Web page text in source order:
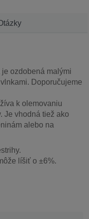
je ozdobená malými
Doporučujeme
k olemovaniu
Je vhodná tiež ako
alebo na
líšiť o ±6%.